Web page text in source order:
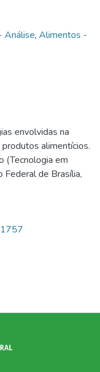
Análise, Alimentos -
envolvidas na
alimentícios.
(Tecnologia em
de Brasília,